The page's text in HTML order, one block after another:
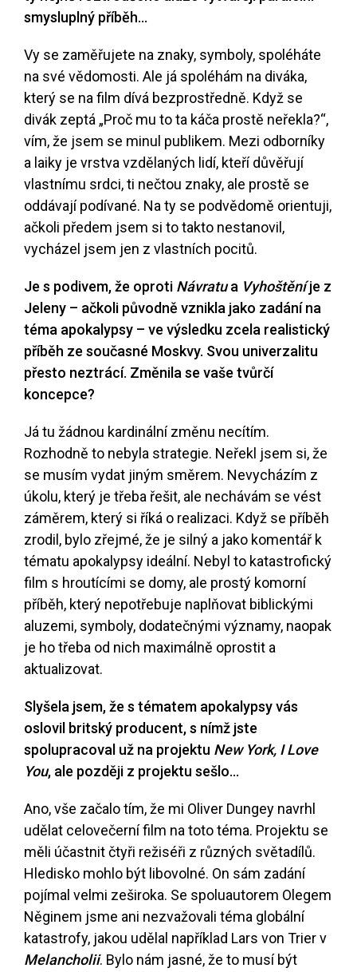
smysluplný příběh…
Vy se zaměřujete na znaky, symboly, spoléháte
na své vědomosti. Ale já spoléhám na diváka,
který se na film dívá bezprostředně. Když se
divák zeptá „Proč mu to ta káča prostě neřekla?“,
vím, že jsem se minul publikem. Mezi odborníky
a laiky je vrstva vzdělaných lidí, kteří důvěřují
vlastnímu srdci, ti nečtou znaky, ale prostě se
oddávají podívané. Na ty se podvědomě orientuji,
ačkoli předem jsem si to takto nestanovil,
vycházel jsem jen z vlastních pocitů.
Je s podivem, že oproti Návratua Vyhoštěníje z
Jeleny – ačkoli původně vznikla jako zadání na
téma apokalypsy – ve výsledku zcela realistický
příběh ze současné Moskvy. Svou univerzalitu
přesto neztrácí. Změnila se vaše tvůrčí
koncepce?
Já tu žádnou kardinální změnu necítím.
Rozhodně to nebyla strategie. Neřekl jsem si, že
se musím vydat jiným směrem. Nevycházím z
úkolu, který je třeba řešit, ale nechávám se vést
záměrem, který si říká o realizaci. Když se příběh
zrodil, bylo zřejmé, že je silný a jako komentář k
tématu apokalypsy ideální. Nebyl to katastrofický
film s hroutícími se domy, ale prostý komorní
příběh, který nepotřebuje naplňovat biblickými
aluzemi, symboly, dodatečnými významy, naopak
je ho třeba od nich maximálně oprostit a
aktualizovat.
Slyšela jsem, že s tématem apokalypsy vás
oslovil britský producent, s nímž jste
spolupracoval už na projektu New York, I Love
You, ale později z projektu sešlo…
Ano, vše začalo tím, že mi Oliver Dungey navrhl
udělat celovečerní film na toto téma. Projektu se
měli účastnit čtyři režiséři z různých světadílů.
Hledisko mohlo být libovolné. On sám zadání
pojímal velmi zeširoka. Se spoluautorem Olegem
Něginem jsme ani nezvažovali téma globální
katastrofy, jakou udělal například Lars von Trier v
Melancholii. Bylo nám jasné, že to musí být